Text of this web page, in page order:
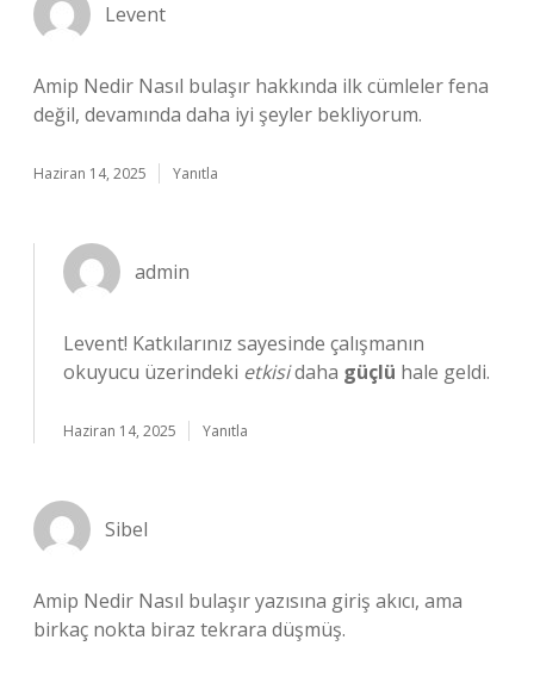
Levent
Amip Nedir Nasıl bulaşır hakkında ilk cümleler fena
değil, devamında daha iyi şeyler bekliyorum.
Haziran 14, 2025 Yanıtla
admin
Levent! Katkılarınız sayesinde çalışmanın
okuyucu üzerindeki etkisidaha güçlü hale geldi.
Haziran 14, 2025 Yanıtla
Sibel
Amip Nedir Nasıl bulaşır yazısına giriş akıcı, ama
birkaç nokta biraz tekrara düşmüş.